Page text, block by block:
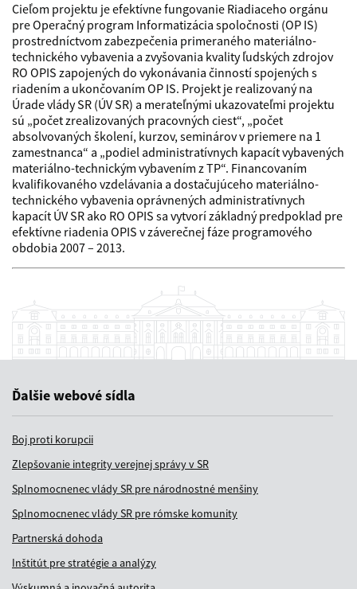
Cieľom projektu je efektívne fungovanie Riadiaceho orgánu
pre Operačný program Informatizácia spoločnosti (OP IS)
prostredníctvom zabezpečenia primeraného materiálno-
technického vybavenia a zvyšovania kvality ľudských zdrojov
RO OPIS zapojených do vykonávania činností spojených s
riadením a ukončovaním OP IS. Projekt je realizovaný na
Úrade vlády SR (ÚV SR) a merateľnými ukazovateľmi projektu
sú „počet zrealizovaných pracovných ciest“, „počet
absolvovaných školení, kurzov, seminárov v priemere na 1
zamestnanca“ a „podiel administratívnych kapacít vybavených
materiálno-technickým vybavením z TP“. Financovaním
kvalifikovaného vzdelávania a dostačujúceho materiálno-
technického vybavenia oprávnených administratívnych
kapacít ÚV SR ako RO OPIS sa vytvorí základný predpoklad pre
efektívne riadenia OPIS v záverečnej fáze programového
obdobia 2007 – 2013.
Ďalšie webové sídla
Boj proti korupcii
Zlepšovanie integrity verejnej správy v SR
Splnomocnenec vlády SR pre národnostné menšiny
Splnomocnenec vlády SR pre rómske komunity
Partnerská dohoda
Inštitút pre stratégie a analýzy